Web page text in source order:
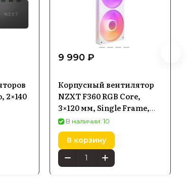
2×140
9 990 ₽
Корпусный вентилятор
NZXT F360 RGB Core,
3×120 мм, Single Frame,
белый
В наличии: 10
В корзину